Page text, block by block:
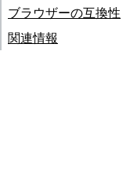
ブラウザーの互換性
関連情報